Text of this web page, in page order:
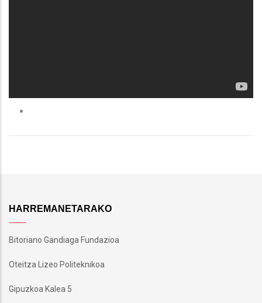
HARREMANETARAKO
Bitoriano Gandiaga Fundazioa
Oteitza Lizeo Politeknikoa
Gipuzkoa Kalea 5